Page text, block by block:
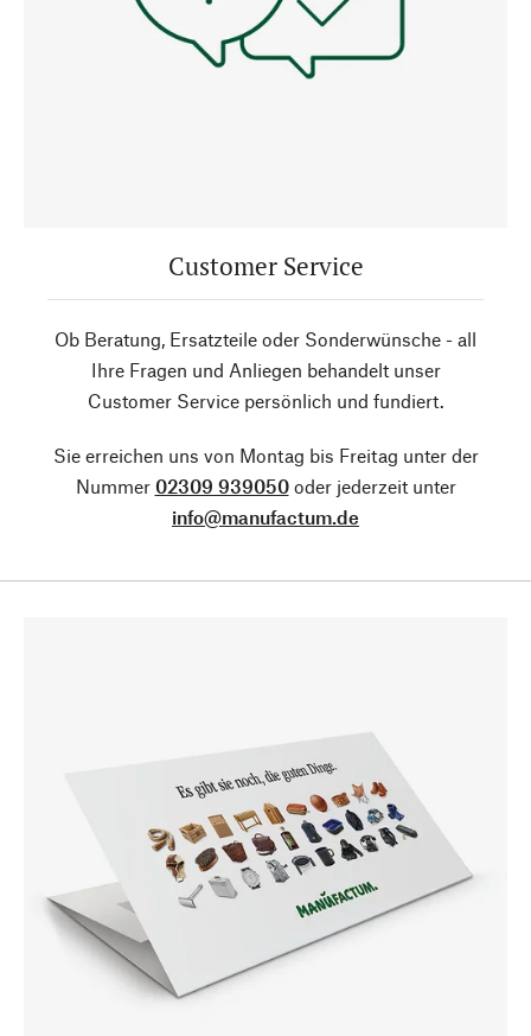
Customer Service
Ob Beratung, Ersatzteile oder Sonderwünsche - all
Ihre Fragen und Anliegen behandelt unser
Customer Service persönlich und fundiert.
Sie erreichen uns von Montag bis Freitag unter der
Nummer 02309 939050oder jederzeit unter
info@manufactum.de